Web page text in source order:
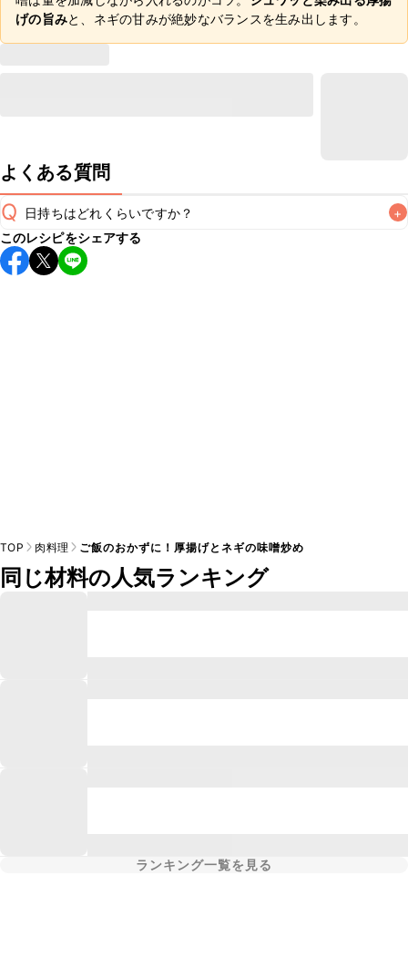
げの旨みと、ネギの甘みが絶妙なバランスを生み出します。
よくある質問
Q 日持ちはどれくらいですか？ +
保存期間は冷蔵で翌日中が目安です。なるべくお早めにお召
し上がりください。
このレシピをシェアする
TOP 肉料理 ご飯のおかずに！厚揚げとネギの味噌炒め
同じ材料の人気ランキング
ランキング一覧を見る